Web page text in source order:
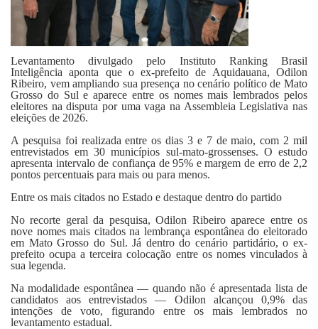
Levantamento divulgado pelo Instituto Ranking Brasil
Inteligência aponta que o ex-prefeito de Aquidauana, Odilon
Ribeiro, vem ampliando sua presença no cenário político de Mato
Grosso do Sul e aparece entre os nomes mais lembrados pelos
eleitores na disputa por uma vaga na Assembleia Legislativa nas
eleições de 2026.
A pesquisa foi realizada entre os dias 3 e 7 de maio, com 2 mil
entrevistados em 30 municípios sul-mato-grossenses. O estudo
apresenta intervalo de confiança de 95% e margem de erro de 2,2
pontos percentuais para mais ou para menos.
Entre os mais citados no Estado e destaque dentro do partido
No recorte geral da pesquisa, Odilon Ribeiro aparece entre os
nove nomes mais citados na lembrança espontânea do eleitorado
em Mato Grosso do Sul. Já dentro do cenário partidário, o ex-
prefeito ocupa a terceira colocação entre os nomes vinculados à
sua legenda.
Na modalidade espontânea — quando não é apresentada lista de
candidatos aos entrevistados — Odilon alcançou 0,9% das
intenções de voto, figurando entre os mais lembrados no
levantamento estadual.